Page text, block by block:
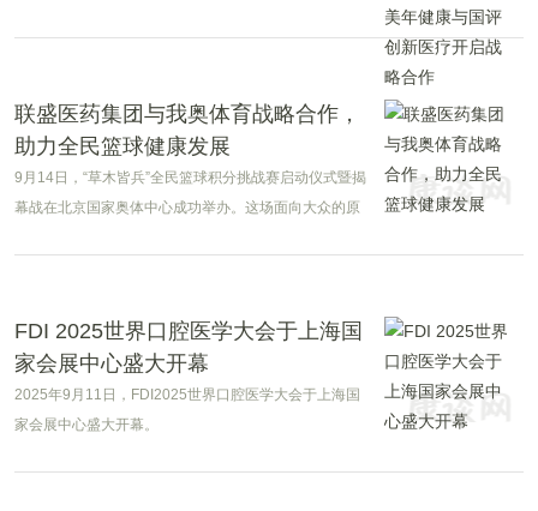
联盛医药集团与我奥体育战略合作，
助力全民篮球健康发展
9月14日，“草木皆兵”全民篮球积分挑战赛启动仪式暨揭
幕战在北京国家奥体中心成功举办。这场面向大众的原
FDI 2025世界口腔医学大会于上海国
家会展中心盛大开幕
2025年9月11日，FDI2025世界口腔医学大会于上海国
家会展中心盛大开幕。